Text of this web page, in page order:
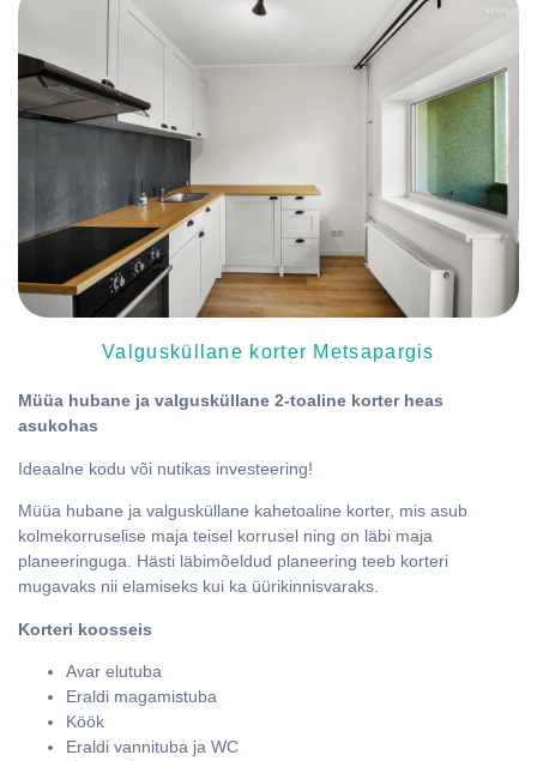
Valgusküllane korter Metsapargis
Müüa hubane ja valgusküllane 2-toaline korter heas
asukohas
Ideaalne kodu või nutikas investeering!
Müüa hubane ja valgusküllane kahetoaline korter, mis asub
kolmekorruselise maja teisel korrusel ning on läbi maja
planeeringuga. Hästi läbimõeldud planeering teeb korteri
mugavaks nii elamiseks kui ka üürikinnisvaraks.
Korteri koosseis
Avar elutuba
Eraldi magamistuba
Köök
Eraldi vannituba ja WC